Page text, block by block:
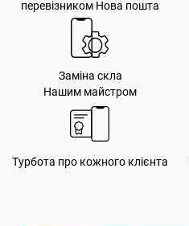
перевізником Нова пошта
Заміна скла
Нашим майстром
Турбота про кожного клієнта